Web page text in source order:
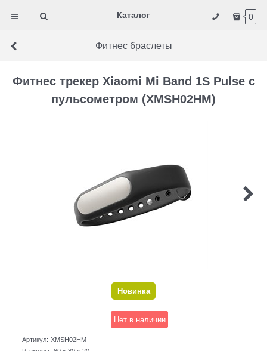
Каталог 0
Фитнес браслеты
Фитнес трекер Xiaomi Mi Band 1S Pulse с
пульсометром (XMSH02HM)
Новинка
Нет в наличии
Артикул: XMSH02HM